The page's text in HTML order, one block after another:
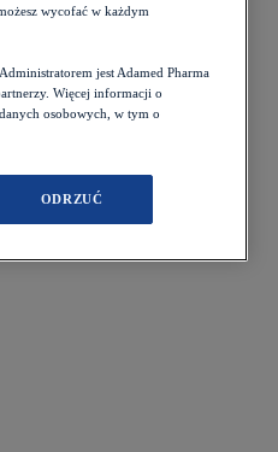
wycofać w każdym
jest Adamed Pharma
Więcej informacji o
osobowych, w tym o
ODRZUĆ